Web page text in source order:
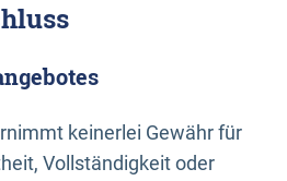
keinerlei Gewähr für
Vollständigkeit oder